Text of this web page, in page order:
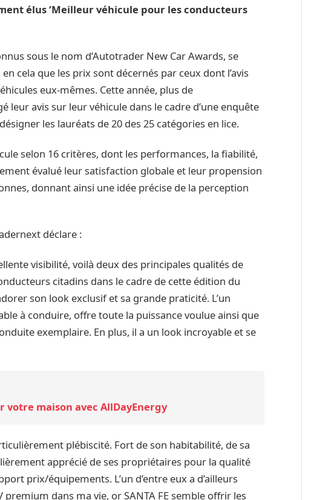
élus ‘Meilleur véhicule pour les conducteurs
sous le nom d’Autotrader New Car Awards, se
cela que les prix sont décernés par ceux dont l’avis
eux-mêmes. Cette année, plus de
avis sur leur véhicule dans le cadre d’une enquête
les lauréats de 20 des 25 catégories en lice.
selon 16 critères, dont les performances, la fiabilité,
évalué leur satisfaction globale et leur propension
donnant ainsi une idée précise de la perception
déclare :
visibilité, voilà deux des principales qualités de
citadins dans le cadre de cette édition du
son look exclusif et sa grande praticité. L’un
à conduire, offre toute la puissance voulue ainsi que
exemplaire. En plus, il a un look incroyable et se
maison avec AllDayEnergy
plébiscité. Fort de son habitabilité, de sa
apprécié de ses propriétaires pour la qualité
prix/équipements. L’un d’entre eux a d’ailleurs
premium dans ma vie, or SANTA FE semble offrir les